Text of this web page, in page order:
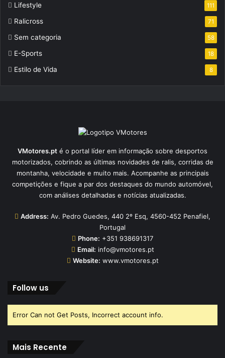
Lifestyle 111
Ralicross 71
Sem categoria 58
E-Sports 18
Estilo de Vida 8
VMotores.pt é o portal líder em informação sobre desportos
motorizados, cobrindo as últimas novidades de ralis, corridas de
montanha, velocidade e muito mais. Acompanhe as principais
competições e fique a par dos destaques do mundo automóvel,
com análises detalhadas e notícias atualizadas.
Address: Av. Pedro Guedes, 440 2º Esq, 4560-452 Penafiel,
Portugal
Phone: +351 938691317
Email: info@vmotores.pt
Website: www.vmotores.pt
Follow us
Error Can not Get Posts, Incorrect account info.
Mais Recente